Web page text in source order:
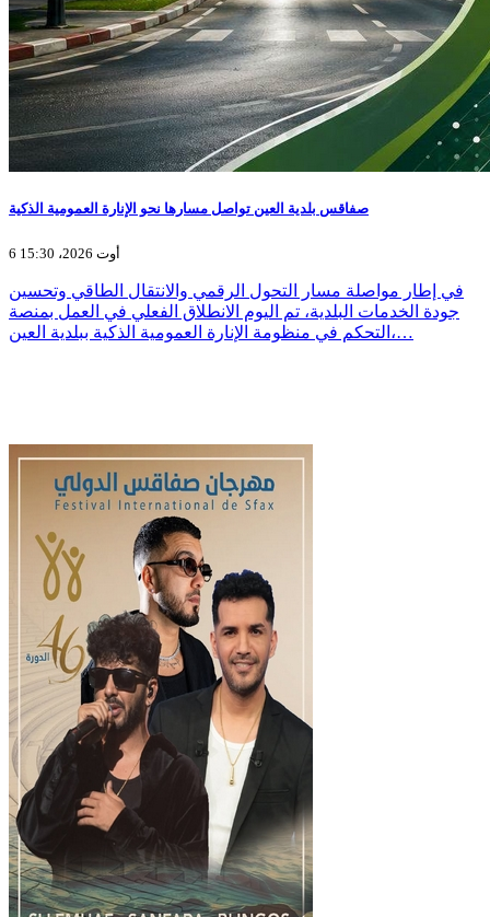
صفاقس بلدية العين تواصل مسارها نحو الإنارة العمومية الذكية
6 أوت 2026، 15:30
في إطار مواصلة مسار التحول الرقمي والانتقال الطاقي وتحسين
جودة الخدمات البلدية، تم اليوم الانطلاق الفعلي في العمل بمنصة
التحكم في منظومة الإنارة العمومية الذكية ببلدية العين،…